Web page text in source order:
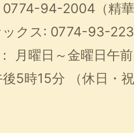
0774-94-2004（精
ックス: 0774-93-
月曜日～金曜日午
5時15分
（休日・